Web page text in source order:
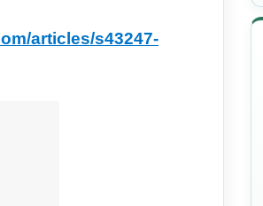
articles/s43247-